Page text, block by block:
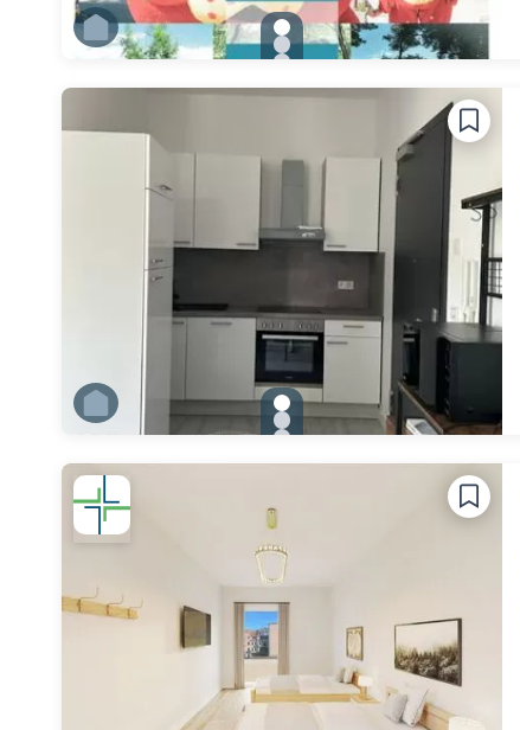
gallery.slide_selector
Zu Slide 1 wechseln
Zu Slide 2 wechseln
Zu Slide 4 wechseln
Zu Slide 5 wechseln
Zu Slide 6 wechseln
gallery.slide_selector
Zu Slide 1 wechseln
Zu Slide 2 wechseln